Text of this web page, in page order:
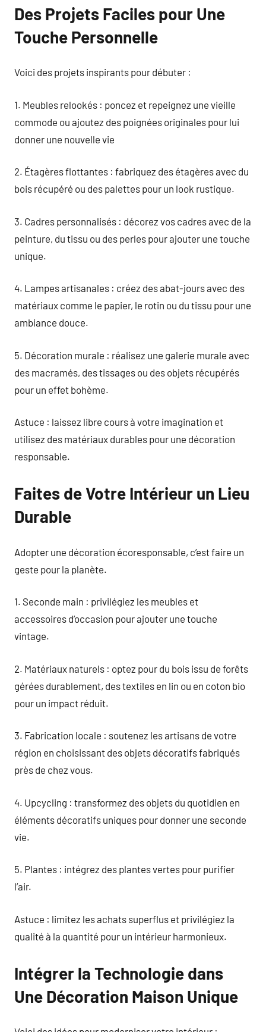
Des Projets Faciles pour Une
Touche Personnelle
Voici des projets inspirants pour débuter :
1. Meubles relookés : poncez et repeignez une vieille
commode ou ajoutez des poignées originales pour lui
donner une nouvelle vie
2. Étagères flottantes : fabriquez des étagères avec du
bois récupéré ou des palettes pour un look rustique.
3. Cadres personnalisés : décorez vos cadres avec de la
peinture, du tissu ou des perles pour ajouter une touche
unique.
4. Lampes artisanales : créez des abat-jours avec des
matériaux comme le papier, le rotin ou du tissu pour une
ambiance douce.
5. Décoration murale : réalisez une galerie murale avec
des macramés, des tissages ou des objets récupérés
pour un effet bohème.
Astuce : laissez libre cours à votre imagination et
utilisez des matériaux durables pour une décoration
responsable.
Faites de Votre Intérieur un Lieu
Durable
Adopter une décoration écoresponsable, c’est faire un
geste pour la planète.
1. Seconde main : privilégiez les meubles et
accessoires d’occasion pour ajouter une touche
vintage.
2. Matériaux naturels : optez pour du bois issu de forêts
gérées durablement, des textiles en lin ou en coton bio
pour un impact réduit.
3. Fabrication locale : soutenez les artisans de votre
région en choisissant des objets décoratifs fabriqués
près de chez vous.
4. Upcycling : transformez des objets du quotidien en
éléments décoratifs uniques pour donner une seconde
vie.
5. Plantes : intégrez des plantes vertes pour purifier
l’air.
Astuce : limitez les achats superflus et privilégiez la
qualité à la quantité pour un intérieur harmonieux.
Intégrer la Technologie dans
Une Décoration Maison Unique